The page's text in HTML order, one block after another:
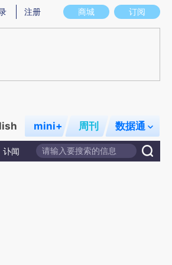
意图存在偏差。不代表财新观点和立场。推荐点击
商城 订阅
注册
mini+ 周刊 数据通
讣闻